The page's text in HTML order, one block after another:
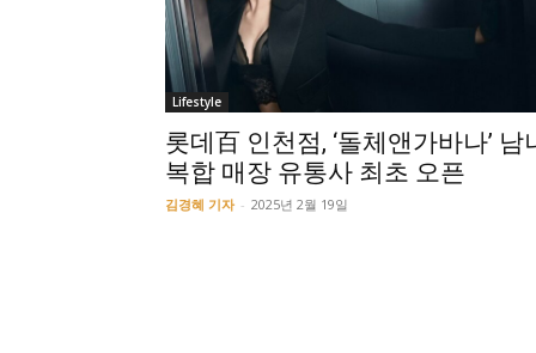
Lifestyle
롯데百 인천점, ‘돌체앤가바나’ 남
복합 매장 유통사 최초 오픈
김경혜 기자 - 2025년 2월 19일